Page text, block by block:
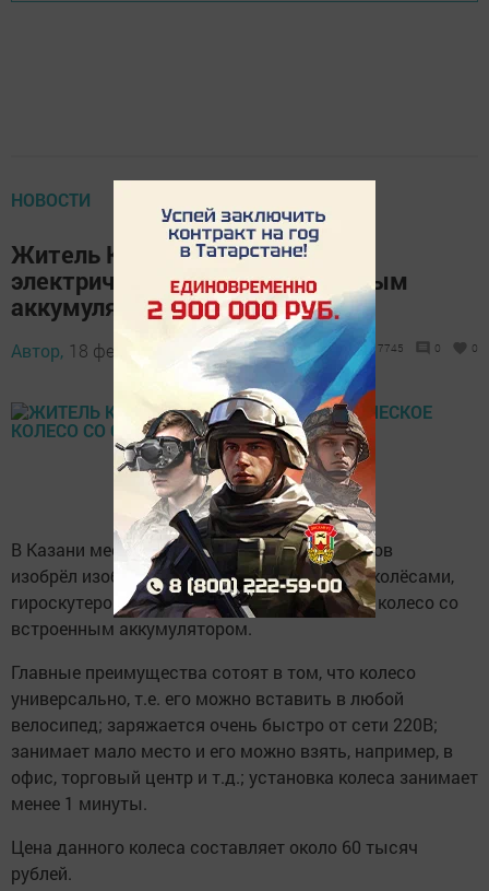
НОВОСТИ
Житель Казани разработал
электрическое колесо со съемным
аккумулятором
Автор, 18 февраля 2022 - 08:45 7745 0 0
В Казани местный житель Динар Минахметов
изобрёл изобретение, вдохновившись моноколёсами,
гироскутеров и т.д. - съемное велосипедное колесо со
встроенным аккумулятором.
Главные преимущества сотоят в том, что колесо
универсально, т.е. его можно вставить в любой
велосипед; заряжается очень быстро от сети 220В;
занимает мало место и его можно взять, например, в
офис, торговый центр и т.д.; установка колеса занимает
менее 1 минуты.
Цена данного колеса составляет около 60 тысяч
рублей.